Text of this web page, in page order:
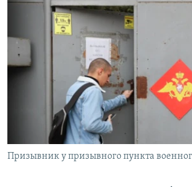
СОВЕТЫ ПРАВОЗАЩИТНИКОВ
ПРОПАВШИЕ БЕЗ ВЕСТИ
ПОБЕДИТЕЛЕЙ НЕ СУДЯТ?
КРЫМ.НЕПОКОРЕННЫЙ
УКРАИНСКАЯ ПРОБЛЕМА КРЫМА
Qırımtatar
ПРИСОЕДИНЯЙТЕСЬ!
Все сайты RFE/RL
Призывник у призывного пункта